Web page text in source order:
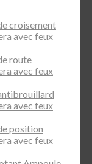
croisement
avec feux
route
avec feux
avec feux
position
avec feux